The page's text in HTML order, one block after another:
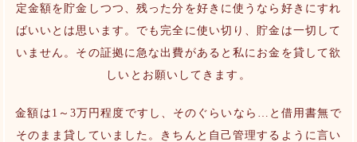
定金額を貯金しつつ、残った分を好きに使うなら好きにすれ
ばいいとは思います。でも完全に使い切り、貯金は一切して
いません。その証拠に急な出費があると私にお金を貸して欲
しいとお願いしてきます。
金額は1～3万円程度ですし、そのぐらいなら…と借用書無で
そのまま貸していました。きちんと自己管理するように言い